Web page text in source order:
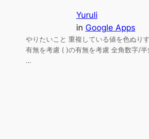
Yuruli
in Google Apps
やりたいこと 重複している値を色ぬり
有無を考慮 ( )の有無を考慮 全角数字/
…